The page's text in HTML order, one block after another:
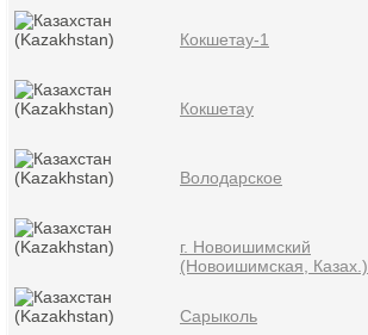
Кокшетау-1
Кокшетау
Володарское
г. Новоишимский
(Новоишимская, Казах.)
Сарыколь